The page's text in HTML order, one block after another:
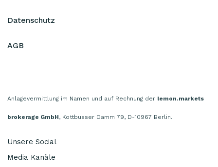
Datenschutz
AGB
Anlagevermittlung im Namen und auf Rechnung der lemon.markets
brokerage GmbH, Kottbusser Damm 79, D-10967 Berlin.
Unsere Social
Media Kanäle